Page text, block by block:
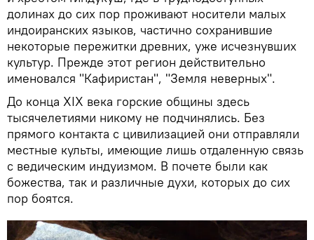
долинах до сих пор проживают носители малых
индоиранских языков, частично сохранившие
некоторые пережитки древних, уже исчезнувших
культур. Прежде этот регион действительно
именовался "Кафиристан", "Земля неверных".
До конца XIX века горские общины здесь
тысячелетиями никому не подчинялись. Без
прямого контакта с цивилизацией они отправляли
местные культы, имеющие лишь отдаленную связь
с ведическим индуизмом. В почете были как
божества, так и различные духи, которых до сих
пор боятся.